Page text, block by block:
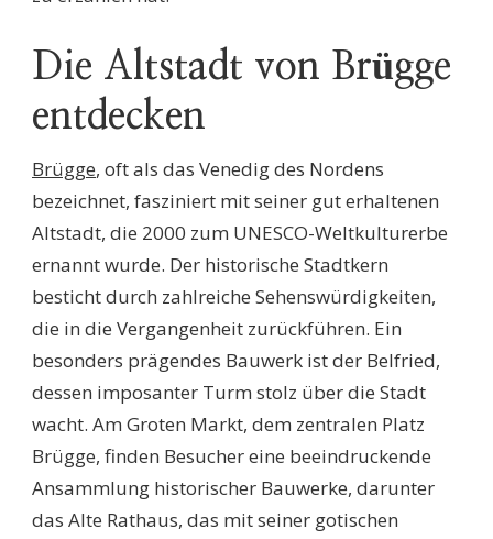
Die Altstadt von Brügge
entdecken
Brügge, oft als das Venedig des Nordens
bezeichnet, fasziniert mit seiner gut erhaltenen
Altstadt, die 2000 zum UNESCO-Weltkulturerbe
ernannt wurde. Der historische Stadtkern
besticht durch zahlreiche Sehenswürdigkeiten,
die in die Vergangenheit zurückführen. Ein
besonders prägendes Bauwerk ist der Belfried,
dessen imposanter Turm stolz über die Stadt
wacht. Am Groten Markt, dem zentralen Platz
Brügge, finden Besucher eine beeindruckende
Ansammlung historischer Bauwerke, darunter
das Alte Rathaus, das mit seiner gotischen